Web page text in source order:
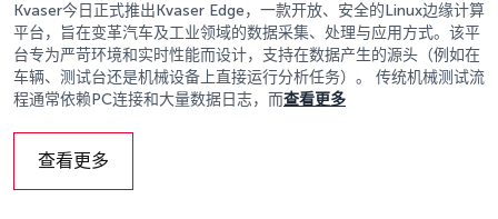
Kvaser今日正式推出Kvaser Edge，一款开放、安全的Linux边缘计算
平台，旨在变革汽车及工业领域的数据采集、处理与应用方式。该平
台专为严苛环境和实时性能而设计，支持在数据产生的源头（例如在
车辆、测试台还是机械设备上直接运行分析任务）。 传统机械测试流
程通常依赖PC连接和大量数据日志，而查看更多
查看更多